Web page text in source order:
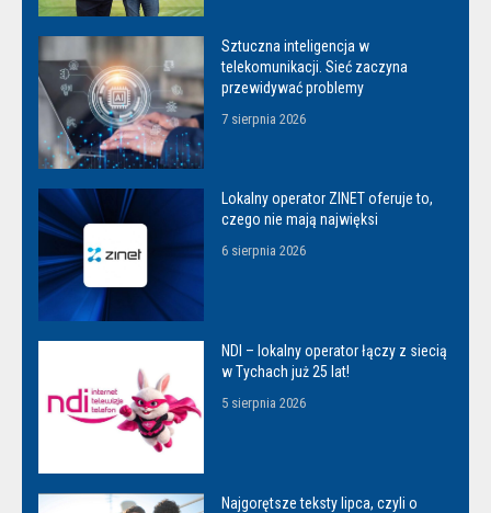
Sztuczna inteligencja w
telekomunikacji. Sieć zaczyna
przewidywać problemy
7 sierpnia 2026
Lokalny operator ZINET oferuje to,
czego nie mają najwięksi
6 sierpnia 2026
NDI – lokalny operator łączy z siecią
w Tychach już 25 lat!
5 sierpnia 2026
Najgorętsze teksty lipca, czyli o